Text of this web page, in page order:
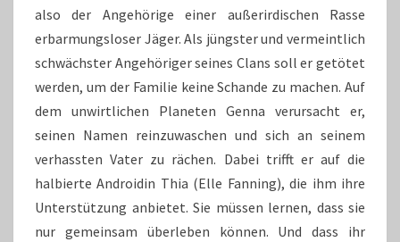
also der Angehörige einer außerirdischen Rasse
erbarmungsloser Jäger. Als jüngster und vermeintlich
schwächster Angehöriger seines Clans soll er getötet
werden, um der Familie keine Schande zu machen. Auf
dem unwirtlichen Planeten Genna verursacht er,
seinen Namen reinzuwaschen und sich an seinem
verhassten Vater zu rächen. Dabei trifft er auf die
halbierte Androidin Thia (Elle Fanning), die ihm ihre
Unterstützung anbietet. Sie müssen lernen, dass sie
nur gemeinsam überleben können. Und dass ihr